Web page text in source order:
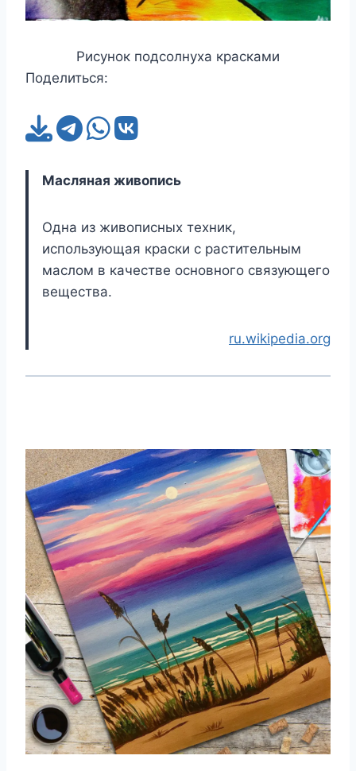
Рисунок подсолнуха красками
Поделиться:
Масляная живопись
Одна из живописных техник,
использующая краски с растительным
маслом в качестве основного связующего
вещества.
ru.wikipedia.org